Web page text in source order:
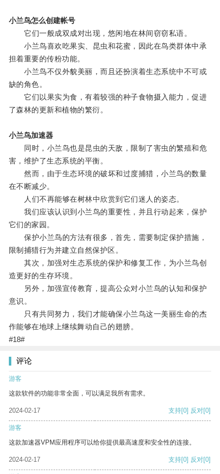
小兰鸟怎么创建帐号
它们一般成双成对出现，悠闲地在林间窃窃私语。
小兰鸟喜欢吃果实、昆虫和花蜜，因此在鸟类群体中承
担着重要的传粉功能。
小兰鸟不仅外貌美丽，而且还扮演着生态系统中不可或
缺的角色。
它们以果实为食，有着较强的种子食物摄入能力，促进
了森林的更新和植物的繁衍。
小兰鸟加速器
同时，小兰鸟也是昆虫的天敌，限制了害虫的繁殖和危
害，维护了生态系统的平衡。
然而，由于生态环境的破坏和过度捕猎，小兰鸟的数量
在不断减少。
人们不再能够在树林中欣赏到它们迷人的姿态。
我们应该认识到小兰鸟的重要性，并且行动起来，保护
它们的家园。
保护小兰鸟的方法有很多，首先，需要制定保护措施，
限制捕猎行为并建立自然保护区。
其次，加强对生态系统的保护和修复工作，为小兰鸟创
造更好的生存环境。
另外，加强宣传教育，提高公众对小兰鸟的认知和保护
意识。
只有共同努力，我们才能确保小兰鸟这一美丽生命的杰
作能够在地球上继续舞动自己的翅膀。
#18#
评论
游客
这款软件的功能非常全面，可以满足我所有需求。
2024-02-17 支持[0] 反对[0]
游客
这款加速器VPM应用程序可以给你提供最高速度和安全性的连接。
2024-02-17 支持[0] 反对[0]